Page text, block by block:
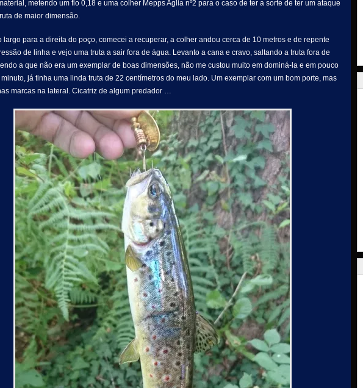
metendo um fio 0,18 e uma colher Mepps Aglia nº2 para o caso de ter a sorte de ter um ataque
de maior dimensão.
largo para a direita do poço, comecei a recuperar, a colher andou cerca de 10 metros e de repente
de linha e vejo uma truta a sair fora de água. Levanto a cana e cravo, saltando a truta fora de
a que não era um exemplar de boas dimensões, não me custou muito em dominá-la e em pouco
já tinha uma linda truta de 22 centímetros do meu lado. Um exemplar com um bom porte, mas
marcas na lateral. Cicatriz de algum predador …